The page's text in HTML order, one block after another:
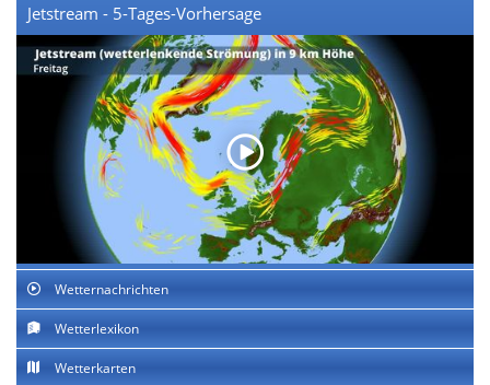
Jetstream - 5-Tages-Vorhersage
Wetternachrichten
Wetterlexikon
Wetterkarten